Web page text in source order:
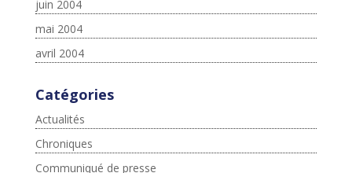
juin 2004
mai 2004
avril 2004
Catégories
Actualités
Chroniques
Communiqué de presse